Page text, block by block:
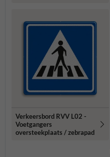
Verkeersbord RVV L02 -
Voetgangers
oversteekplaats / zebrapad